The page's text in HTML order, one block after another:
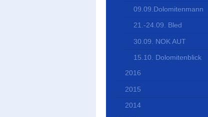
09.09.Dolomitenmann
21.-24.09. Bled
30.09. NOK AUT
15.10. Dolomitenblick
2016
2015
2014